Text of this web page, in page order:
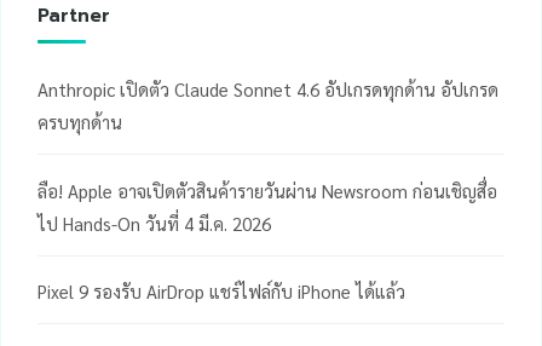
Partner
Anthropic เปิดตัว Claude Sonnet 4.6 อัปเกรดทุกด้าน อัปเกรด
ครบทุกด้าน
ลือ! Apple อาจเปิดตัวสินค้ารายวันผ่าน Newsroom ก่อนเชิญสื่อ
ไป Hands-On วันที่ 4 มี.ค. 2026
Pixel 9 รองรับ AirDrop แชร์ไฟล์กับ iPhone ได้แล้ว